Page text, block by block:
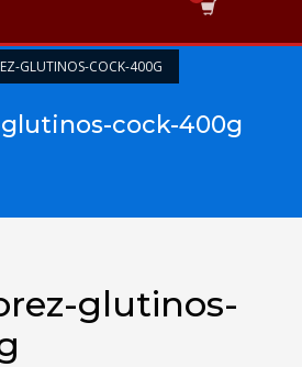
GLUTINOS-COCK-400G
cock-400g
glutinos-